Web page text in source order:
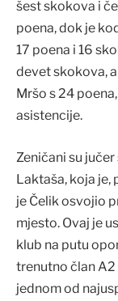
šest skokova i
poena, dok je
17 poena i 16
devet skokova,
Mršo s 24
asistencije.
Zeničani su
Laktaša, koja je,
je Čelik osvojio
mjesto. Ovaj je
klub na putu
trenutno član A2
jednom od